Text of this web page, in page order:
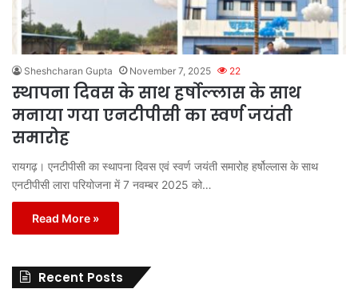
Sheshcharan Gupta November 7, 2025 22
स्थापना दिवस के साथ हर्षोल्लास के साथ
मनाया गया एनटीपीसी का स्वर्ण जयंती
समारोह
रायगढ़। एनटीपीसी का स्थापना दिवस एवं स्वर्ण जयंती समारोह हर्षोल्लास के साथ
एनटीपीसी लारा परियोजना में 7 नवम्बर 2025 को…
Read More »
Recent Posts